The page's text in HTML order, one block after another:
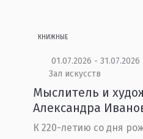
КНИЖНЫЕ
01.07.2026 - 31.07.2026
Зал искусств
Мыслитель и
Александра
К 220-летию со дня